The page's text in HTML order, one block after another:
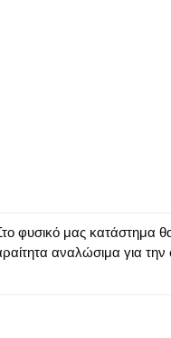
μας κατάστημα θα
αναλώσιμα για την